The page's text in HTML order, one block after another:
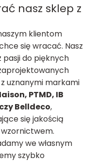
nasz sklep z
klientom
się wracać. Nasz
pasji do pięknych
uznanymi markami
PTMD, IB
Belldeco,
się jakością
we własnym
szybko